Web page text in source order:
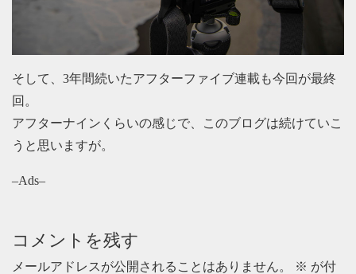
そして、3年間続いたアフターファイブ連載も今回が最終
回。
アフターナインくらいの感じで、このブログは続けていこ
うと思いますが。
–Ads–
コメントを残す
メールアドレスが公開されることはありません。 ※ が付